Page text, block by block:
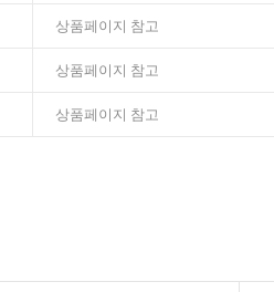
상품페이지 참고
상품페이지 참고
상품페이지 참고